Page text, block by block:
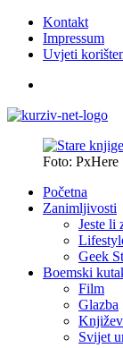
Kontakt
Impressum
Uvjeti
Foto: PxHere
Početna
Zanimljivosti
Jeste li
Geek
Boemski
Film
Glazba
Svijet